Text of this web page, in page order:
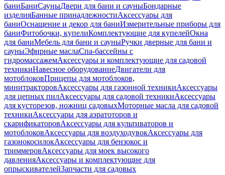
баниБаниСауныДвери для бани и сауныБондарные
изделияБанные принадлежностиАксессуары для
баниОснащение и декор для баниИзмерительные приборы для
баниФитобочки, купелиКомплектующие для купелейОкна
для баниМебель для бани и сауныРучки дверные для бани и
сауныЭфирные маслаСпа-бассейны с
гидромассажемАксессуары и комплектующие для садовой
техникиНавесное оборудованиеДвигатели для
мотоблоковПрицепы для мотоблоков,
минитракторовАксессуары для газонной техникиАксессуары
для цепных пилАксессуары для садовой техникиАксессуары
для кусторезов, ножниц садовыхМоторные масла для садовой
техникиАксессуары для аэратоторов и
скарификаторовАксессуары для культиваторов и
мотоблоковАксессуары для воздуходувокАксессуары для
газонокосилокАксессуары для бензокос и
триммеровАксессуары для моек высокого
давленияАксессуары и комплектующие для
опрыскивателейЗапчасти для садовых